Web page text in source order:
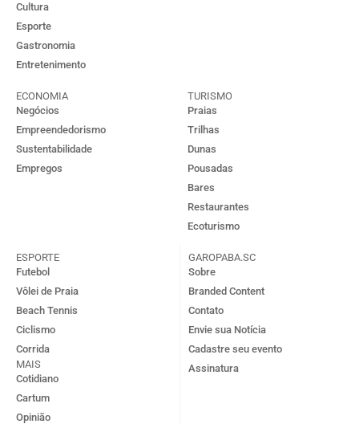
Cultura
Esporte
Gastronomia
Entretenimento
ECONOMIA
Negócios
Empreendedorismo
Sustentabilidade
Empregos
TURISMO
Praias
Trilhas
Dunas
Pousadas
Bares
Restaurantes
Ecoturismo
ESPORTE
Futebol
Vôlei de Praia
Beach Tennis
Ciclismo
Corrida
MAIS
Cotidiano
Cartum
Opinião
GAROPABA.SC
Sobre
Branded Content
Contato
Envie sua Notícia
Cadastre seu evento
Assinatura